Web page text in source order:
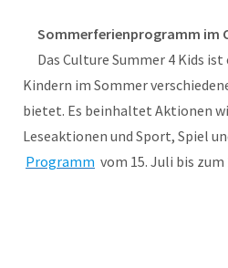
Sommerferienprogramm im
Das Culture Summer 4 Kids
Kindern im Sommer
bietet. Es beinhaltet Aktionen
Leseaktionen und Sport, Spiel
Programm vom 15. Juli bis zum